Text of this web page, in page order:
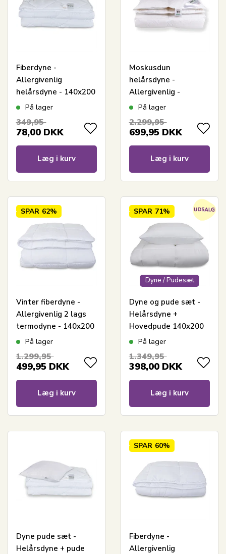
Fiberdyne -
Allergivenlig
helårsdyne - 140x200
cm - Zen Sleep dyne
På lager
349,95
78,00 DKK
Læg i kurv
Moskusdun
helårsdyne -
Allergivenlig -
Europæiske dun -
Sleep dyne
På lager
2.299,95
699,95 DKK
Læg i kurv
SPAR 62%
Vinter fiberdyne -
Allergivenlig 2 lags
termodyne - 140x200
cm - Fugt
vinterdyne med
På lager
1.299,95
499,95 DKK
Læg i kurv
Dyne / Pudesæt
SPAR 71%
Dyne og pude sæt -
Helårsdyne +
Hovedpude 140x200
cm/60x63 cm - Zen
fiberpude
På lager
1.349,95
398,00 DKK
Læg i kurv
Dyne pude sæt -
Helårsdyne + pude
SPAR 60%
Fiberdyne -
Allergivenlig